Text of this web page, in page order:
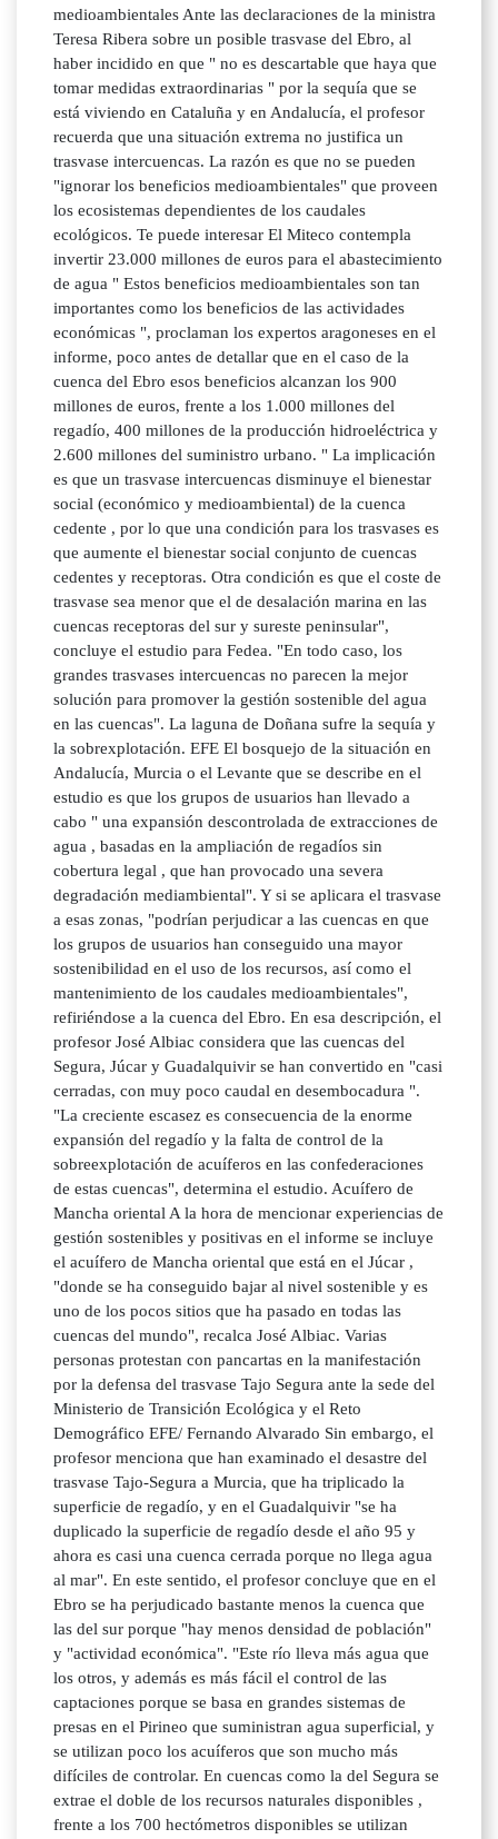
medioambientales Ante las declaraciones de la ministra
Teresa Ribera sobre un posible trasvase del Ebro, al
haber incidido en que " no es descartable que haya que
tomar medidas extraordinarias " por la sequía que se
está viviendo en Cataluña y en Andalucía, el profesor
recuerda que una situación extrema no justifica un
trasvase intercuencas. La razón es que no se pueden
"ignorar los beneficios medioambientales" que proveen
los ecosistemas dependientes de los caudales
ecológicos. Te puede interesar El Miteco contempla
invertir 23.000 millones de euros para el abastecimiento
de agua " Estos beneficios medioambientales son tan
importantes como los beneficios de las actividades
económicas ", proclaman los expertos aragoneses en el
informe, poco antes de detallar que en el caso de la
cuenca del Ebro esos beneficios alcanzan los 900
millones de euros, frente a los 1.000 millones del
regadío, 400 millones de la producción hidroeléctrica y
2.600 millones del suministro urbano. " La implicación
es que un trasvase intercuencas disminuye el bienestar
social (económico y medioambiental) de la cuenca
cedente , por lo que una condición para los trasvases es
que aumente el bienestar social conjunto de cuencas
cedentes y receptoras. Otra condición es que el coste de
trasvase sea menor que el de desalación marina en las
cuencas receptoras del sur y sureste peninsular",
concluye el estudio para Fedea. "En todo caso, los
grandes trasvases intercuencas no parecen la mejor
solución para promover la gestión sostenible del agua
en las cuencas". La laguna de Doñana sufre la sequía y
la sobrexplotación. EFE El bosquejo de la situación en
Andalucía, Murcia o el Levante que se describe en el
estudio es que los grupos de usuarios han llevado a
cabo " una expansión descontrolada de extracciones de
agua , basadas en la ampliación de regadíos sin
cobertura legal , que han provocado una severa
degradación mediambiental". Y si se aplicara el trasvase
a esas zonas, "podrían perjudicar a las cuencas en que
los grupos de usuarios han conseguido una mayor
sostenibilidad en el uso de los recursos, así como el
mantenimiento de los caudales medioambientales",
refiriéndose a la cuenca del Ebro. En esa descripción, el
profesor José Albiac considera que las cuencas del
Segura, Júcar y Guadalquivir se han convertido en "casi
cerradas, con muy poco caudal en desembocadura ".
"La creciente escasez es consecuencia de la enorme
expansión del regadío y la falta de control de la
sobreexplotación de acuíferos en las confederaciones
de estas cuencas", determina el estudio. Acuífero de
Mancha oriental A la hora de mencionar experiencias de
gestión sostenibles y positivas en el informe se incluye
el acuífero de Mancha oriental que está en el Júcar ,
"donde se ha conseguido bajar al nivel sostenible y es
uno de los pocos sitios que ha pasado en todas las
cuencas del mundo", recalca José Albiac. Varias
personas protestan con pancartas en la manifestación
por la defensa del trasvase Tajo Segura ante la sede del
Ministerio de Transición Ecológica y el Reto
Demográfico EFE/ Fernando Alvarado Sin embargo, el
profesor menciona que han examinado el desastre del
trasvase Tajo-Segura a Murcia, que ha triplicado la
superficie de regadío, y en el Guadalquivir "se ha
duplicado la superficie de regadío desde el año 95 y
ahora es casi una cuenca cerrada porque no llega agua
al mar". En este sentido, el profesor concluye que en el
Ebro se ha perjudicado bastante menos la cuenca que
las del sur porque "hay menos densidad de población"
y "actividad económica". "Este río lleva más agua que
los otros, y además es más fácil el control de las
captaciones porque se basa en grandes sistemas de
presas en el Pirineo que suministran agua superficial, y
se utilizan poco los acuíferos que son mucho más
difíciles de controlar. En cuencas como la del Segura se
extrae el doble de los recursos naturales disponibles ,
frente a los 700 hectómetros disponibles se utilizan